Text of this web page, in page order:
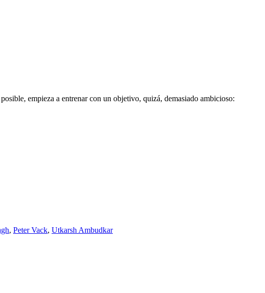
empieza a entrenar con un objetivo, quizá, demasiado ambicioso:
, Peter Vack, Utkarsh Ambudkar